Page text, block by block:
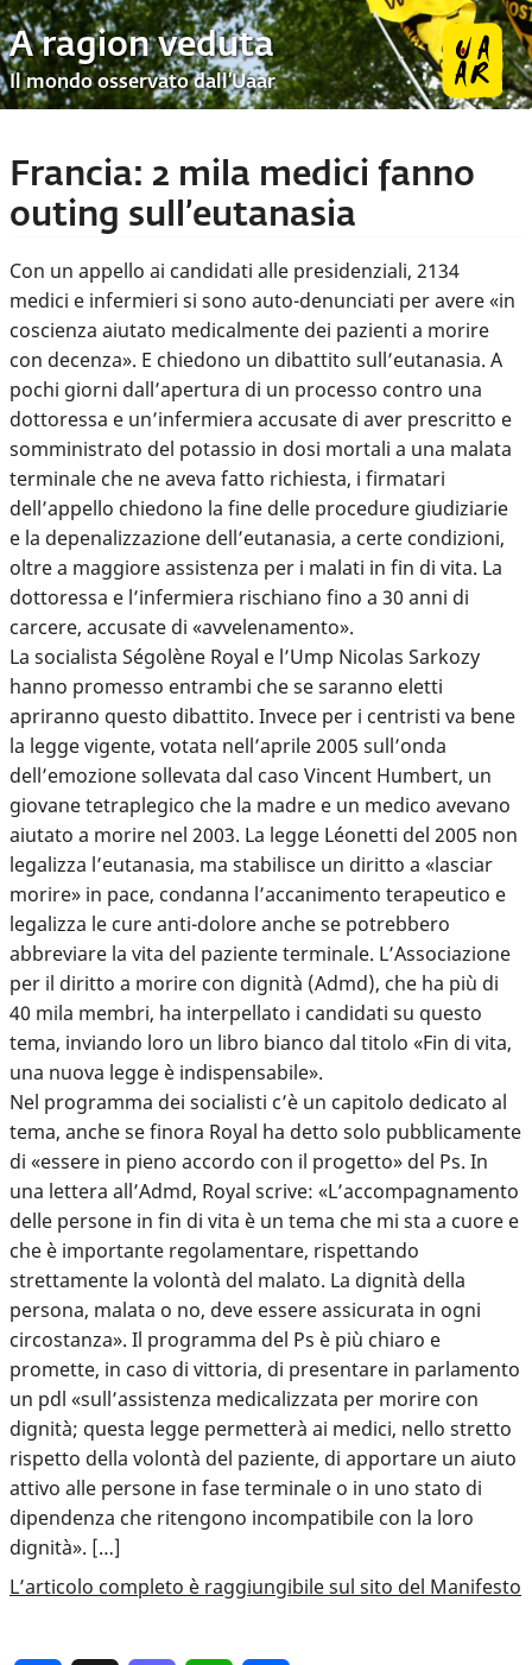
A ragion veduta
Il mondo osservato dall’Uaar
Francia: 2 mila medici fanno
outing sull’eutanasia
Con un appello ai candidati alle presidenziali, 2134
medici e infermieri si sono auto-denunciati per avere «in
coscienza aiutato medicalmente dei pazienti a morire
con decenza». E chiedono un dibattito sull’eutanasia. A
pochi giorni dall’apertura di un processo contro una
dottoressa e un’infermiera accusate di aver prescritto e
somministrato del potassio in dosi mortali a una malata
terminale che ne aveva fatto richiesta, i firmatari
dell’appello chiedono la fine delle procedure giudiziarie
e la depenalizzazione dell’eutanasia, a certe condizioni,
oltre a maggiore assistenza per i malati in fin di vita. La
dottoressa e l’infermiera rischiano fino a 30 anni di
carcere, accusate di «avvelenamento».
La socialista Ségolène Royal e l’Ump Nicolas Sarkozy
hanno promesso entrambi che se saranno eletti
apriranno questo dibattito. Invece per i centristi va bene
la legge vigente, votata nell’aprile 2005 sull’onda
dell’emozione sollevata dal caso Vincent Humbert, un
giovane tetraplegico che la madre e un medico avevano
aiutato a morire nel 2003. La legge Léonetti del 2005 non
legalizza l’eutanasia, ma stabilisce un diritto a «lasciar
morire» in pace, condanna l’accanimento terapeutico e
legalizza le cure anti-dolore anche se potrebbero
abbreviare la vita del paziente terminale. L’Associazione
per il diritto a morire con dignità (Admd), che ha più di
40 mila membri, ha interpellato i candidati su questo
tema, inviando loro un libro bianco dal titolo «Fin di vita,
una nuova legge è indispensabile».
Nel programma dei socialisti c’è un capitolo dedicato al
tema, anche se finora Royal ha detto solo pubblicamente
di «essere in pieno accordo con il progetto» del Ps. In
una lettera all’Admd, Royal scrive: «L’accompagnamento
delle persone in fin di vita è un tema che mi sta a cuore e
che è importante regolamentare, rispettando
strettamente la volontà del malato. La dignità della
persona, malata o no, deve essere assicurata in ogni
circostanza». Il programma del Ps è più chiaro e
promette, in caso di vittoria, di presentare in parlamento
un pdl «sull’assistenza medicalizzata per morire con
dignità; questa legge permetterà ai medici, nello stretto
rispetto della volontà del paziente, di apportare un aiuto
attivo alle persone in fase terminale o in uno stato di
dipendenza che ritengono incompatibile con la loro
dignità». […]
L’articolo completo è raggiungibile sul sito del Manifesto